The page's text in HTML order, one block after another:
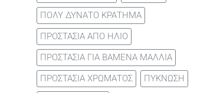
ΠΟΛΥ ΔΥΝΑΤΟ ΚΡΑΤΗΜΑ
ΠΡΟΣΤΑΣΙΑ ΑΠΟ ΗΛΙΟ
ΠΡΟΣΤΑΣΙΑ ΓΙΑ ΒΑΜΕΝΑ ΜΑΛΛΙΑ
ΠΡΟΣΤΑΣΙΑ ΧΡΩΜΑΤΟΣ
ΠΥΚΝΩΣΗ